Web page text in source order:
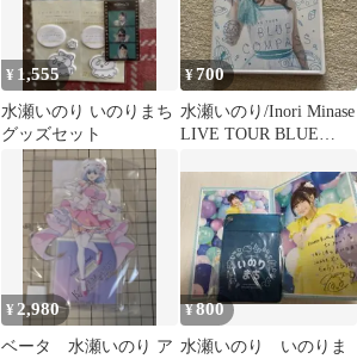
¥ 1,555
水瀬いのり いのりまち
グッズセット
¥700
水瀬いのり/Inori Minase
LIVE TOUR BLUE
¥ 2,980
ベータ 水瀬いのり ア
¥800
水瀬いのり いのりま